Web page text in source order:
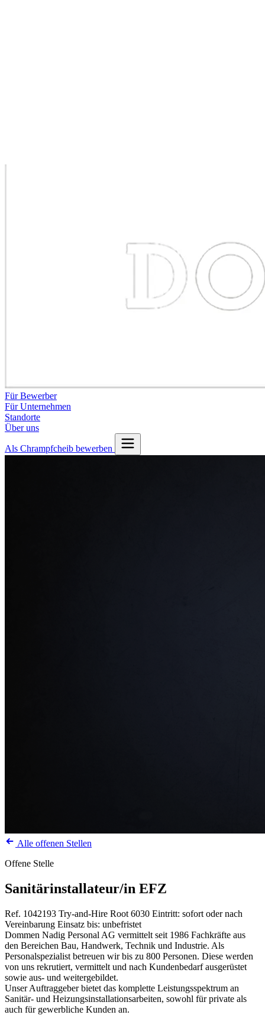
Für Bewerber
Für Unternehmen
Standorte
Über uns
Als Chrampfcheib bewerben
Alle offenen Stellen
Offene Stelle
Sanitärinstallateur/in EFZ
Ref. 1042193 Try-and-Hire Root 6030 Eintritt: sofort oder nach
Vereinbarung Einsatz bis: unbefristet
Dommen Nadig Personal AG vermittelt seit 1986 Fachkräfte aus
den Bereichen Bau, Handwerk, Technik und Industrie. Als
Personalspezialist betreuen wir bis zu 800 Personen. Diese werden
von uns rekrutiert, vermittelt und nach Kundenbedarf ausgerüstet
sowie aus- und weitergebildet.
Unser Auftraggeber bietet das komplette Leistungsspektrum an
Sanitär- und Heizungsinstallationsarbeiten, sowohl für private als
auch für gewerbliche Kunden an.